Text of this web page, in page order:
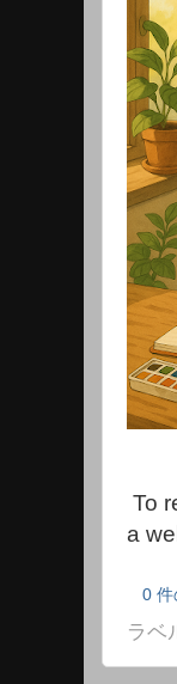
To
a
0 件
ラベ